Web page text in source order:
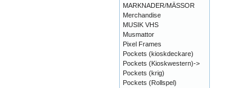
MARKNADER/MÄSSOR
Merchandise
MUSIK VHS
Musmattor
Pixel Frames
Pockets (kioskdeckare)
Pockets (Kioskwestern)->
Pockets (krig)
Pockets (Rollspel)